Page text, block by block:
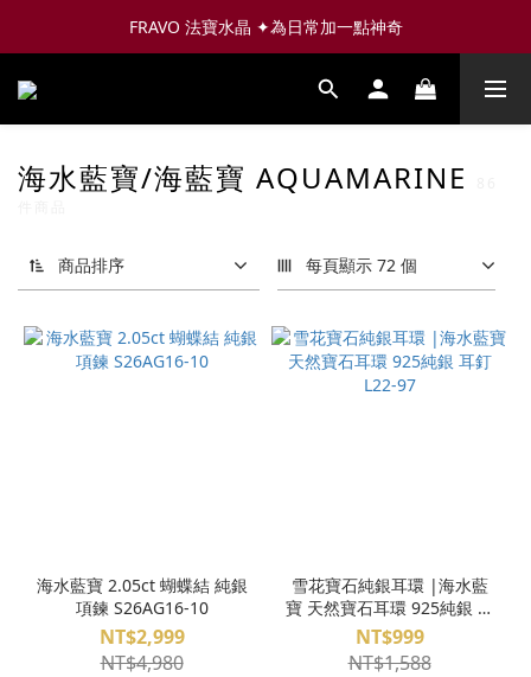
FRAVO 法寶水晶 ✦為日常加一點神奇
海水藍寶/海藍寶 AQUAMARINE
商品排序 每頁顯示 72 個
海水藍寶 2.05ct 蝴蝶結 純銀
項鍊 S26AG16-10
NT$2,999
NT$4,980
雪花寶石純銀耳環 |海水藍
寶 天然寶石耳環 925純銀 耳
釘 L22-97
NT$999
NT$1,588